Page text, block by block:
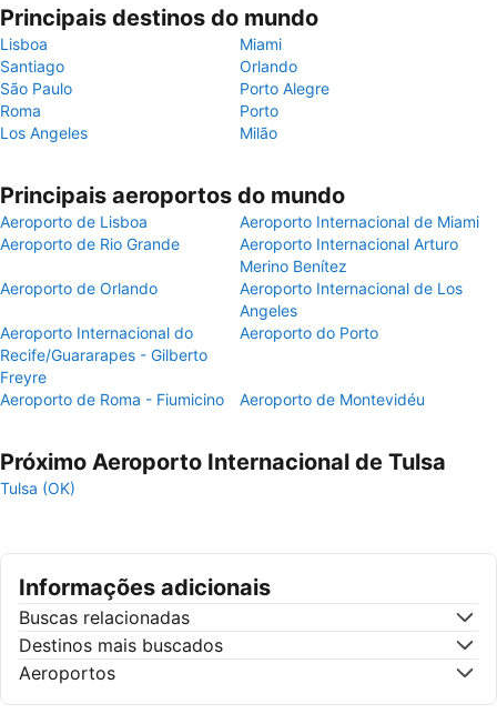
Principais destinos do mundo
Lisboa
Miami
Santiago
Orlando
São Paulo
Porto Alegre
Roma
Porto
Los Angeles
Milão
Principais aeroportos do mundo
Aeroporto de Lisboa
Aeroporto Internacional de Miami
Aeroporto de Rio Grande
Aeroporto Internacional Arturo
Merino Benítez
Aeroporto de Orlando
Aeroporto Internacional de Los
Angeles
Aeroporto Internacional do
Recife/Guararapes - Gilberto
Freyre
Aeroporto do Porto
Aeroporto de Roma - Fiumicino Aeroporto de Montevidéu
Próximo Aeroporto Internacional de Tulsa
Tulsa (OK)
Informações adicionais
Buscas relacionadas
Destinos mais buscados
Aeroportos